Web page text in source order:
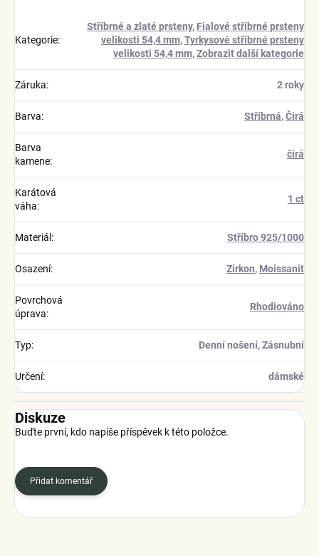
Kategorie:
Stříbrné a zlaté prsteny, Fialové stříbrné prsteny
velikosti 54,4 mm,Tyrkysové stříbrné prsteny
velikosti 54,4 mm,Zobrazit další kategorie
Záruka: 2 roky
Barva: Stříbrná,Čirá
Barva
kamene:
čirá
Karátová
váha:
1 ct
Materiál : Stříbro 925/1000
Osazení: Zirkon, Moissanit
Povrchová
úprava:
Rhodiováno
Typ: Denní nošení, Zásnubní
Určení: dámské
Diskuze
Buďte první, kdo napíše příspěvek k této položce.
Přidat komentář